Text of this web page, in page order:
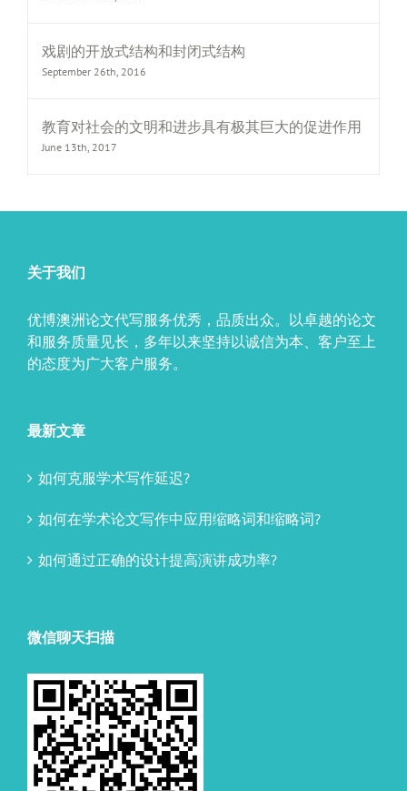
戏剧的开放式结构和封闭式结构
September 26th, 2016
教育对社会的文明和进步具有极其巨大的促进作用
June 13th, 2017
关于我们
优博澳洲论文代写服务优秀，品质出众。以卓越的论文
和服务质量见长，多年以来坚持以诚信为本、客户至上
的态度为广大客户服务。
最新文章
如何克服学术写作延迟?
如何在学术论文写作中应用缩略词和缩略词?
如何通过正确的设计提高演讲成功率?
微信聊天扫描